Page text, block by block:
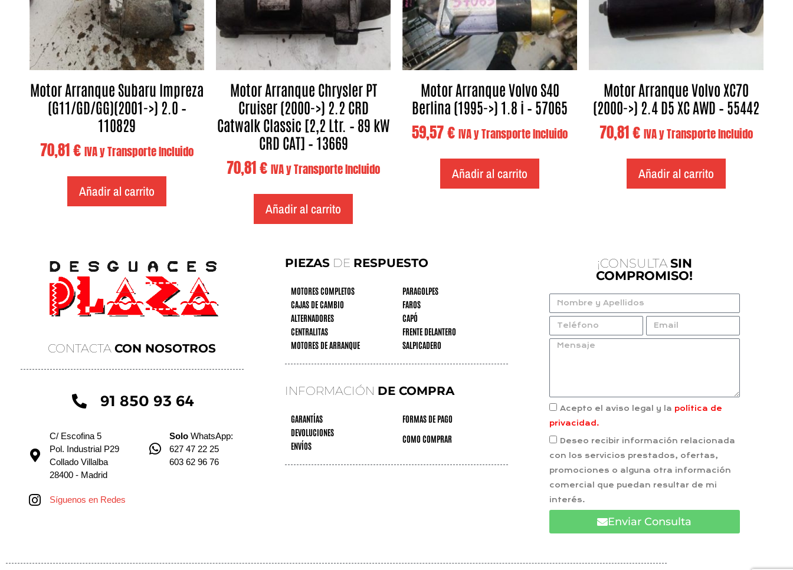
Motor Arranque Subaru Impreza
(G11/GD/GG)(2001->) 2.0 –
110829
70,81€ IVA y Transporte Incluido
Añadir al carrito
Motor Arranque Chrysler PT
Cruiser (2000->) 2.2 CRD
Catwalk Classic [2,2 Ltr. – 89 kW
CRD CAT] – 13669
70,81€ IVA y Transporte Incluido
Añadir al carrito
Motor Arranque Volvo S40
Berlina (1995->) 1.8 i – 57065
59,57€ IVA y Transporte Incluido
Añadir al carrito
Motor Arranque Volvo XC70
(2000->) 2.4 D5 XC AWD – 55442
70,81€ IVA y Transporte Incluido
Añadir al carrito
CONTACTACON NOSOTROS
91 850 93 64
C/ Escofina 5
Pol. Industrial P29
Collado Villalba
28400 - Madrid
Solo WhatsApp:
627 47 22 25
603 62 96 76
Síguenos en Redes
PIEZASDE RESPUESTO
MOTORES COMPLETOS
CAJAS DE CAMBIO
ALTERNADORES
CENTRALITAS
MOTORES DE ARRANQUE
PARAGOLPES
FAROS
CAPÓ
FRENTE DELANTERO
SALPICADERO
INFORMACIÓN DE COMPRA
GARANTÍAS
DEVOLUCIONES
ENVÍOS
FORMAS DE PAGO
COMO COMPRAR
¡CONSULTA SIN
COMPROMISO!
Acepto el aviso legal y la política de
privacidad.
Deseo recibir información relacionada
con los servicios prestados, ofertas,
promociones o alguna otra información
comercial que puedan resultar de mi
interés.
Enviar Consulta